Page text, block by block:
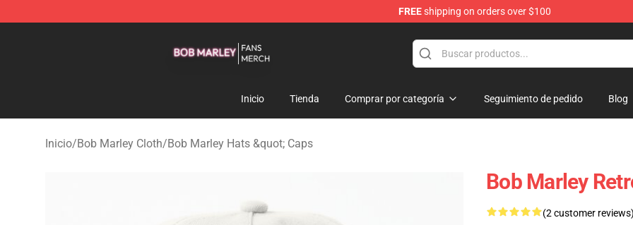
FREEshipping on orders over $100
Inicio Tienda Comprar por categoría Seguimiento de pedido Blog
Inicio/Bob Marley Cloth/Bob Marley Hats &quot; Caps
Bob Marley
(2 customer reviews)